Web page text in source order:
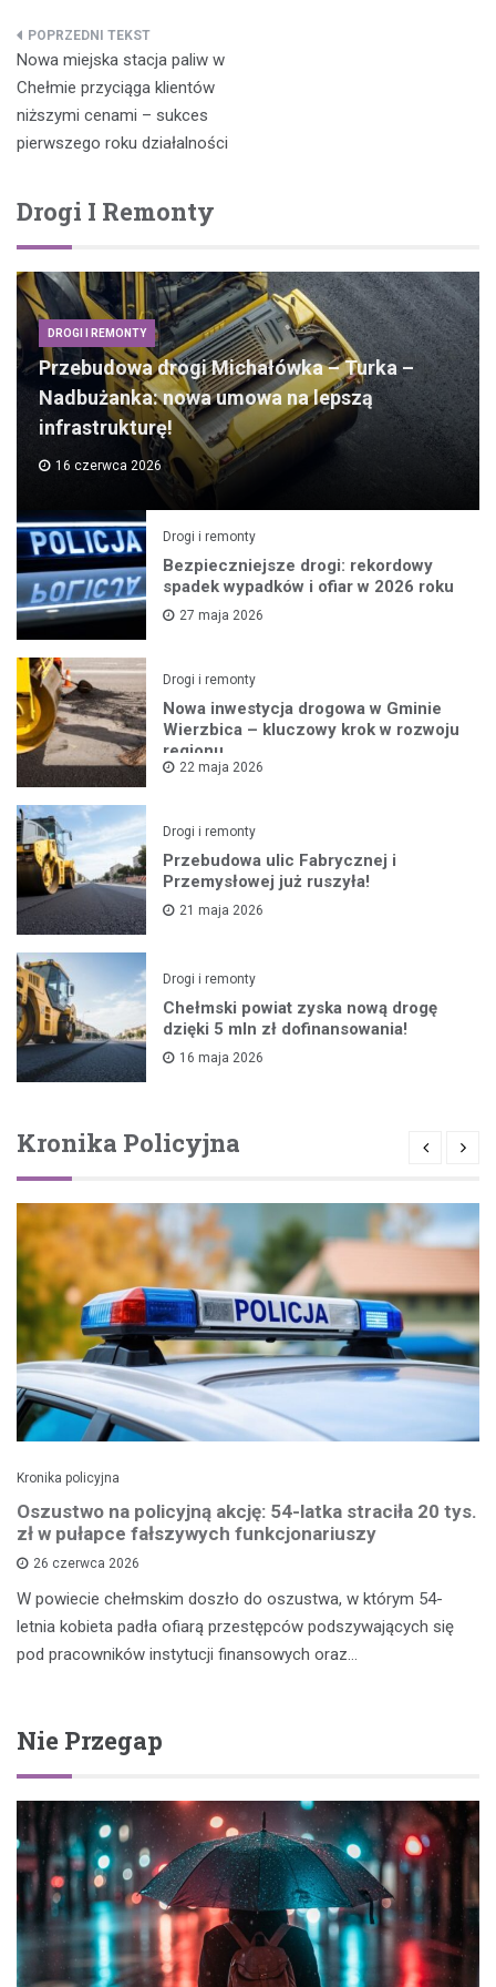
Nawigacja
wpisu
Nowa miejska stacja paliw w
Chełmie przyciąga klientów
niższymi cenami – sukces
pierwszego roku działalności
Drogi I Remonty
DROGI I REMONTY
Przebudowa drogi Michałówka – Turka –
Nadbużanka: nowa umowa na lepszą
infrastrukturę!
16 czerwca 2026
Drogi i remonty
Bezpieczniejsze drogi: rekordowy
spadek wypadków i ofiar w 2026 roku
27 maja 2026
Drogi i remonty
Nowa inwestycja drogowa w Gminie
Wierzbica – kluczowy krok w rozwoju
regionu
22 maja 2026
Drogi i remonty
Przebudowa ulic Fabrycznej i
Przemysłowej już ruszyła!
21 maja 2026
Drogi i remonty
Chełmski powiat zyska nową drogę
dzięki 5 mln zł dofinansowania!
16 maja 2026
Kronika Policyjna
Kronika policyjna
Oszustwo na policyjną akcję: 54-latka straciła 20 tys.
zł w pułapce fałszywych funkcjonariuszy
26 czerwca 2026
W powiecie chełmskim doszło do oszustwa, w którym 54-
letnia kobieta padła ofiarą przestępców podszywających się
pod pracowników instytucji finansowych oraz…
Nie Przegap